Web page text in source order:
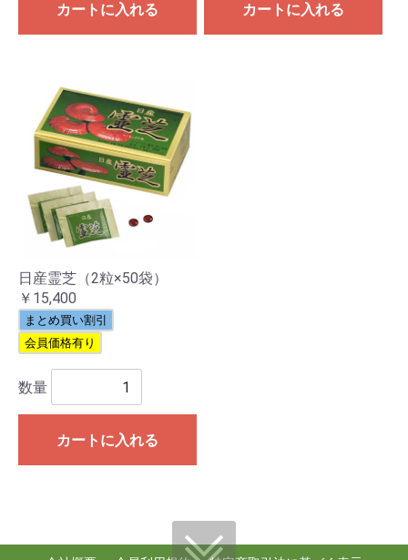
カートに入れる カートに入れる
日産霊芝（2粒×50袋）
￥15,400
まとめ買い割引
会員価格有り
数量
カートに入れる